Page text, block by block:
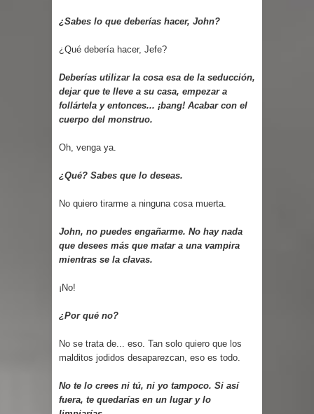
¿Sabes lo que deberías hacer, John?
¿Qué debería hacer, Jefe?
Deberías utilizar la cosa esa de la seducción,
dejar que te lleve a su casa, empezar a
follártela y entonces... ¡bang! Acabar con el
cuerpo del monstruo.
Oh, venga ya.
¿Qué? Sabes que lo deseas.
No quiero tirarme a ninguna cosa muerta.
John, no puedes engañarme. No hay nada
que desees más que matar a una vampira
mientras se la clavas.
¡No!
¿Por qué no?
No se trata de... eso. Tan solo quiero que los
malditos jodidos desaparezcan, eso es todo.
No te lo crees ni tú, ni yo tampoco. Si así
fuera, te quedarías en un lugar y lo